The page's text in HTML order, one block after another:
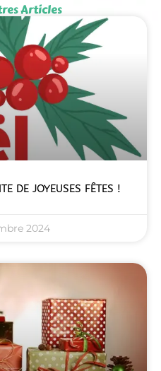
Articles
DE JOYEUSES FÊTES !
2024